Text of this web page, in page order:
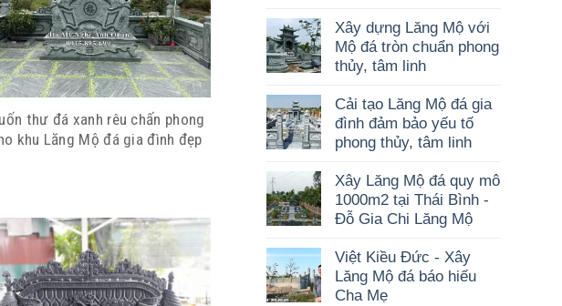
thư đá xanh rêu chấn phong
khu Lăng Mộ đá gia đình đẹp
Xây dựng Lăng Mộ với
Mộ đá tròn chuẩn phong
thủy, tâm linh
Cải tạo Lăng Mộ đá gia
đình đảm bảo yếu tố
phong thủy, tâm linh
Xây Lăng Mộ đá quy mô
1000m2 tại Thái Bình -
Đỗ Gia Chi Lăng Mộ
Việt Kiều Đức - Xây
Lăng Mộ đá báo hiếu
Cha Mẹ